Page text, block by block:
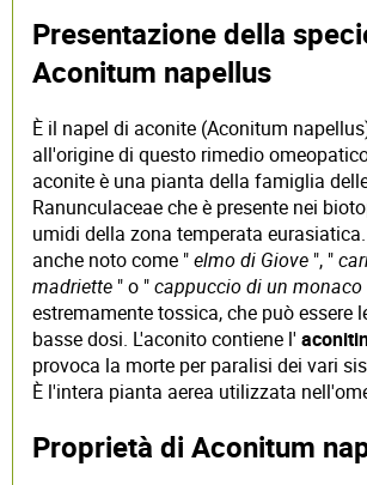
Presentazione della
Aconitum napellus
È il napel di aconite (Aconitum
all'origine di questo rimedio
aconite è una pianta della famiglia
Ranunculaceae che è presente nei
umidi della zona temperata
anche noto come "elmo di Giove ", "
madriette " o "cappuccio di un monaco
estremamente tossica, che può essere
basse dosi. L'aconito contiene l'
provoca la morte per paralisi dei vari
È l'intera pianta aerea utilizzata
Proprietà di Aconitum